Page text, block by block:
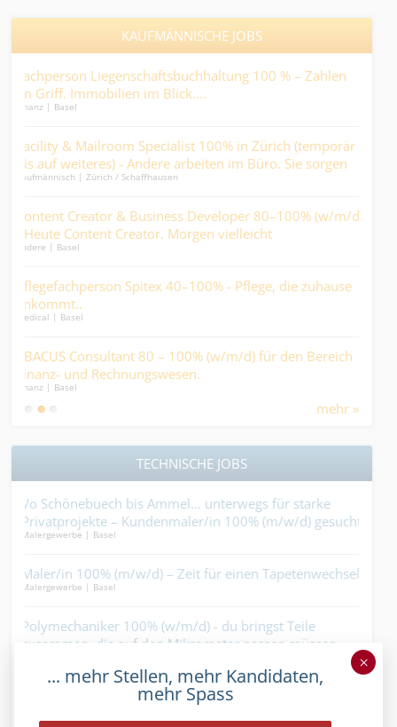
KAUFMÄNNISCHE JOBS
100 % – Zahlen
100% in Zürich (temporär
arbeiten im Büro. Sie sorgen
Developer 80–100% (w/m/d)
Morgen vielleicht
- Pflege, die zuhause
100% (w/m/d) für den Bereich
Junior Kundenberater:in
die Versicherungsbranche
Junior Mandatsleiter:in
Taschenrechner mit Puls.
Buchhalter:in 40% - Zahlen
entsteht....
Sachbearbeiter:in
Dipl. Pflegefachperson HF für
mehr »
TECHNISCHE JOBS
unterwegs für starke
in 100% (m/w/d) gesucht.
– Zeit für einen Tapetenwechsel?.
(w/m/d) - du bringst Teile
Mikrometer passen müssen.
(m/w/d) – Du jonglierst mit
Sanitärinstallateur 100% (w/
nur an Rohren, sondern
Dachdecker-Hilfsarbeiter
Servicetechniker HLKS
groß. Kein Einsatz zu klein....
Industrie | Basel
... mehr Stellen, mehr Kandidaten,
mehr Spass
×